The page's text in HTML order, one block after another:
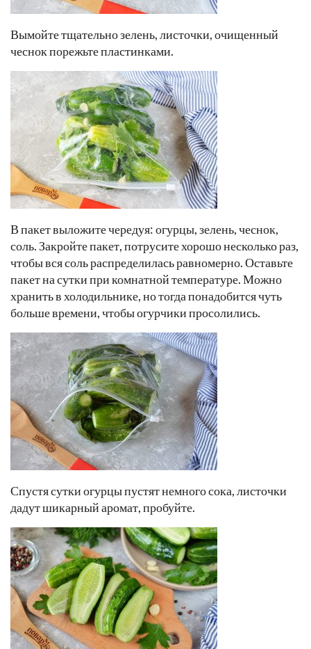
Вымойте тщательно зелень, листочки, очищенный
чеснок порежьте пластинками.
В пакет выложите чередуя: огурцы, зелень, чеснок,
соль. Закройте пакет, потрусите хорошо несколько раз,
чтобы вся соль распределилась равномерно. Оставьте
пакет на сутки при комнатной температуре. Можно
хранить в холодильнике, но тогда понадобится чуть
больше времени, чтобы огурчики просолились.
Спустя сутки огурцы пустят немного сока, листочки
дадут шикарный аромат, пробуйте.